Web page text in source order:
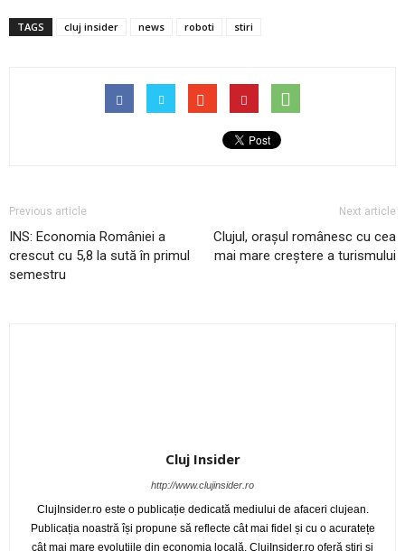
TAGS cluj insider news roboti stiri
Previous article
INS: Economia României a
crescut cu 5,8 la sută în primul
semestru
Next article
Clujul, orașul românesc cu cea
mai mare creștere a turismului
Cluj Insider
http://www.clujinsider.ro
ClujInsider.ro este o publicație dedicată mediului de afaceri clujean.
Publicația noastră își propune să reflecte cât mai fidel și cu o acuratețe
cât mai mare evoluțiile din economia locală. ClujInsider.ro oferă știri și